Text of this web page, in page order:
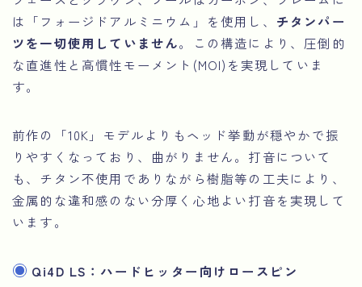
は「フォージドアルミニウム」を使用し、 チタンパー
ツを一切使用していません。この構造により、圧倒的
な直進性と高慣性モーメント(MOI)を実現していま
す。
前作の「10K」モデルよりもヘッド挙動が穏やかで振
りやすくなっており、曲がりません。打音について
も、チタン不使用でありながら樹脂等の工夫により、
金属的な違和感のない分厚く心地よい打音を実現して
います。
Qi4D LS：ハードヒッター向けロースピン